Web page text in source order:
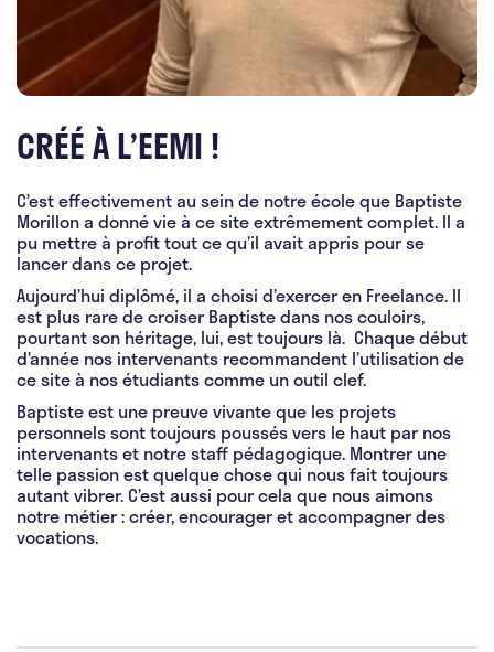
CRÉÉ À L’EEMI !
C’est effectivement au sein de notre école que Baptiste
Morillon a donné vie à ce site extrêmement complet. Il a
pu mettre à profit tout ce qu’il avait appris pour se
lancer dans ce projet.
Aujourd’hui diplômé, il a choisi d’exercer en Freelance. Il
est plus rare de croiser Baptiste dans nos couloirs,
pourtant son héritage, lui, est toujours là. Chaque début
d’année nos intervenants recommandent l’utilisation de
ce site à nos étudiants comme un outil clef.
Baptiste est une preuve vivante que les projets
personnels sont toujours poussés vers le haut par nos
intervenants et notre staff pédagogique. Montrer une
telle passion est quelque chose qui nous fait toujours
autant vibrer. C’est aussi pour cela que nous aimons
notre métier : créer, encourager et accompagner des
vocations.